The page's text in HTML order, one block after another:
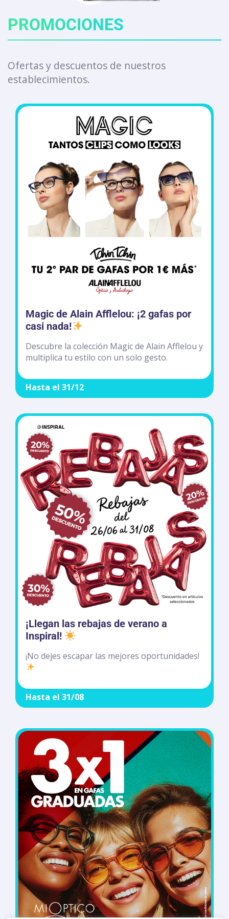
PROMOCIONES
Ofertas y descuentos de nuestros
establecimientos.
Magic de Alain Afflelou: ¡2 gafas por
casi nada!
Descubre la colección Magic de Alain Afflelou y
multiplica tu estilo con un solo gesto.
Hasta el 31/12
¡Llegan las rebajas de verano a
Inspiral!
¡No dejes escapar las mejores oportunidades!
Hasta el 31/08